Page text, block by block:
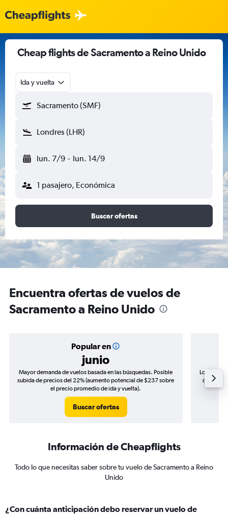
Cheap flights de Sacramento a Reino Unido
Ida y vuelta
Sacramento (SMF)
Londres (LHR)
lun. 7/9 - lun. 14/9
1 pasajero, Económica
Buscar ofertas
Encuentra ofertas de vuelos de
Sacramento a Reino Unido
Popular en
junio
Mayor demanda de vuelos basada en las búsquedas. Posible
subida de precios del 22% (aumento potencial de $237 sobre
el precio promedio de ida y vuelta).
Buscar ofertas
Los
de
Información de Cheapflights
Todo lo que necesitas saber sobre tu vuelo de Sacramento a Reino
Unido
¿Con cuánta anticipación debo reservar un vuelo de